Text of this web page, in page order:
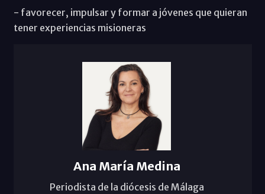
- favorecer, impulsar y formar a jóvenes que quieran
tener experiencias misioneras
Ana María Medina
Periodista de la diócesis de Málaga